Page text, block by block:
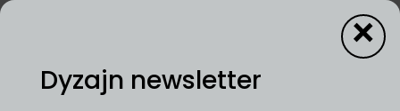
Dyzajn newsletter
×